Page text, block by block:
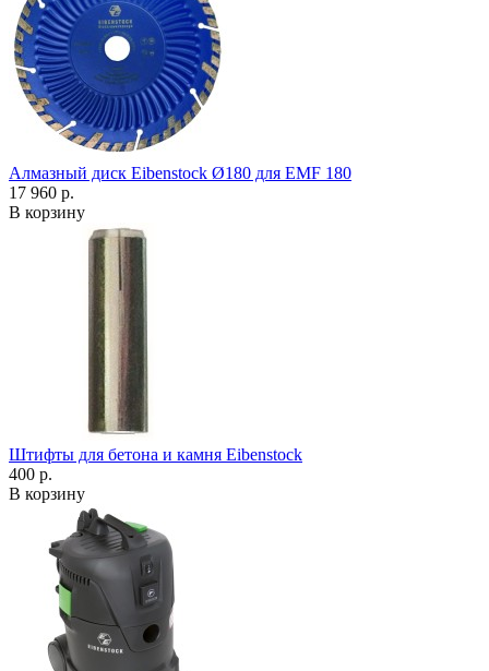
Алмазный диск Eibenstock Ø180 для EMF 180
17 960 р.
В корзину
Штифты для бетона и камня Eibenstock
400 р.
В корзину